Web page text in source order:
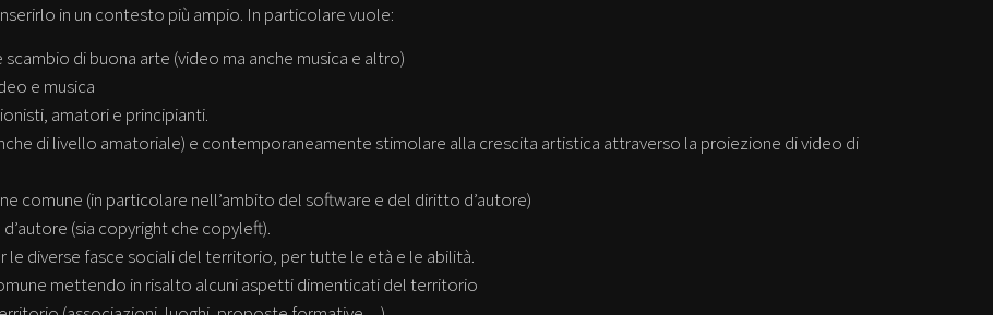
in un contesto più ampio. In particolare vuole:
di buona arte (video ma anche musica e altro)
e musica
amatori e principianti.
di livello amatoriale) e contemporaneamente stimolare alla crescita artistica attraverso la proiezione di video di
comune (in particolare nell’ambito del software e del diritto d’autore)
(sia copyright che copyleft).
le diverse fasce sociali del territorio, per tutte le età e le abilità.
mettendo in risalto alcuni aspetti dimenticati del territorio